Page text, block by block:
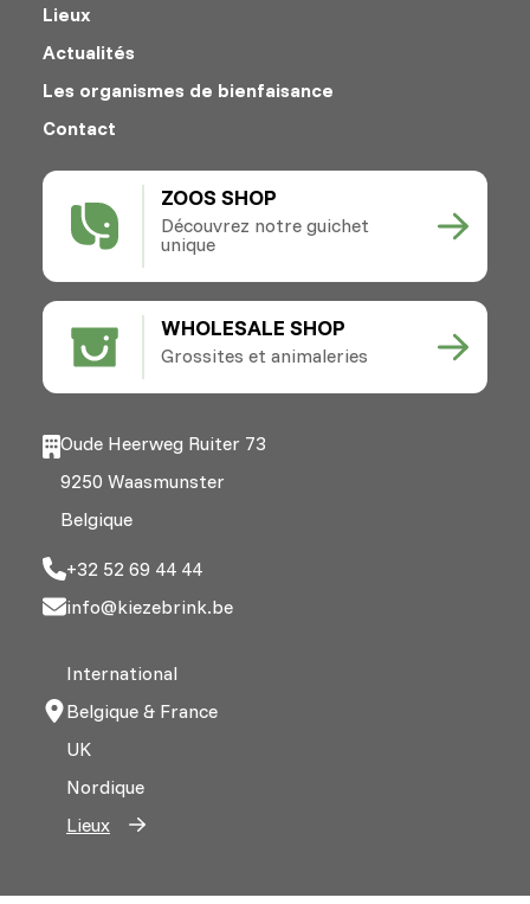
ZOOS SHOP
Découvrez notre guichet
unique
WHOLESALE SHOP
Grossites et animaleries
Lieux
Actualités
Les organismes de bienfaisance
Contact
Oude Heerweg Ruiter 73
9250 Waasmunster
Belgique
+32 52 69 44 44
info@kiezebrink.be
International
Belgique & France
UK
Nordique
Lieux